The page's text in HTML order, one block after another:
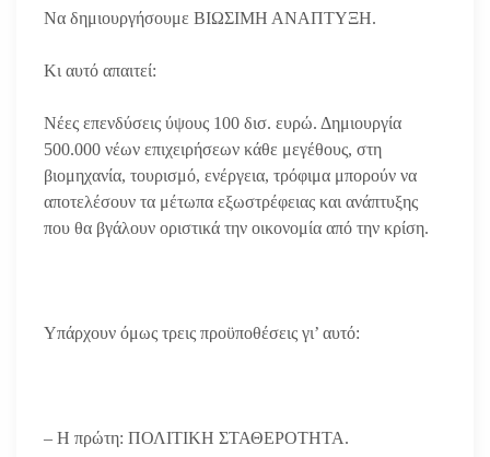
Να δημιουργήσουμε ΒΙΩΣΙΜΗ ΑΝΑΠΤΥΞΗ.
Κι αυτό απαιτεί:
Νέες επενδύσεις ύψους 100 δισ. ευρώ. Δημιουργία
500.000 νέων επιχειρήσεων κάθε μεγέθους, στη
βιομηχανία, τουρισμό, ενέργεια, τρόφιμα μπορούν να
αποτελέσουν τα μέτωπα εξωστρέφειας και ανάπτυξης
που θα βγάλουν οριστικά την οικονομία από την κρίση.
Υπάρχουν όμως τρεις προϋποθέσεις γι’ αυτό:
– Η πρώτη: ΠΟΛΙΤΙΚΗ ΣΤΑΘΕΡΟΤΗΤΑ.